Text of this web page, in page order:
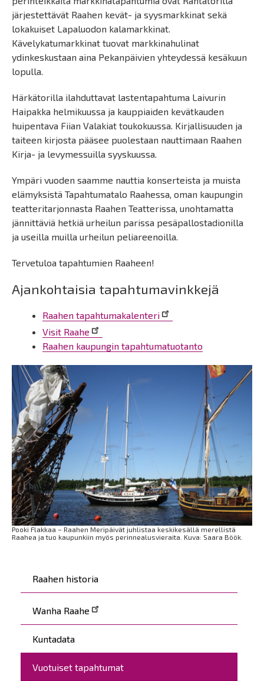
Päävalikko
Raahen historia
Wanha Raahe
Kuntadata
Vuotuiset tapahtumat
järjestettävät Raahen kevät- ja syysmarkkinat sekä
lokakuiset Lapaluodon kalamarkkinat.
Kävelykatumarkkinat tuovat markkinahulinat
ydinkeskustaan aina Pekanpäivien yhteydessä kesäkuun
lopulla.
Härkätorilla ilahduttavat lastentapahtuma Laivurin
Haipakka helmikuussa ja kauppiaiden kevätkauden
huipentava Fiian Valakiat toukokuussa. Kirjallisuuden ja
taiteen kirjosta pääsee puolestaan nauttimaan Raahen
Kirja- ja levymessuilla syyskuussa.
Ympäri vuoden saamme nauttia konserteista ja muista
elämyksistä Tapahtumatalo Raahessa, oman kaupungin
teatteritarjonnasta Raahen Teatterissa, unohtamatta
jännittäviä hetkiä urheilun parissa pesäpallostadionilla
ja useilla muilla urheilun peliareenoilla.
Tervetuloa tapahtumien Raaheen!
Ajankohtaisia tapahtumavinkkejä
Raahen tapahtumakalenteri
Visit Raahe
Raahen kaupungin tapahtumatuotanto
Pooki Flakkaa – Raahen Meripäivät juhlistaa keskikesällä merellistä
Raahea ja tuo kaupunkiin myös perinnealusvieraita. Kuva: Saara Böök.